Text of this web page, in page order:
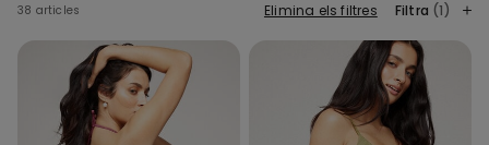
38 articles Elimina els filtres Filtra (1)